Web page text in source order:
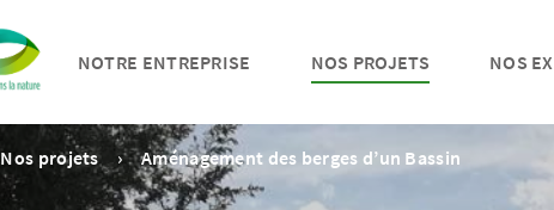
NOTRE ENTREPRISE NOS PROJETS NOS
Nos projets Aménagement des berges d’un Bassin